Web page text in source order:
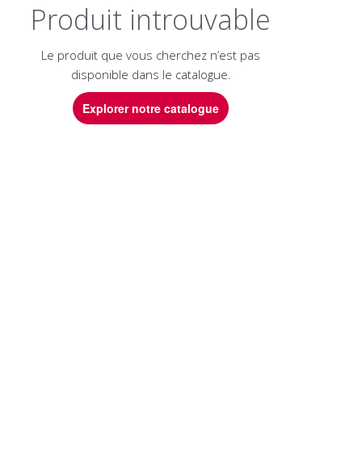
Produit introuvable
Le produit que vous cherchez n’est pas
disponible dans le catalogue.
Explorer notre catalogue